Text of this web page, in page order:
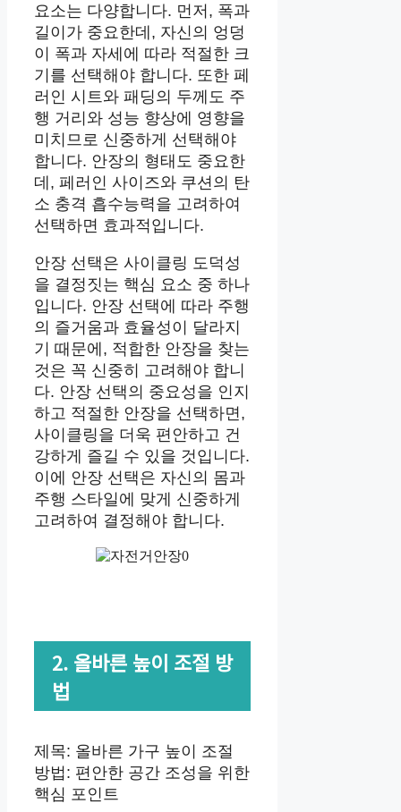
요소는 다양합니다. 먼저, 폭과
길이가 중요한데, 자신의 엉덩
이 폭과 자세에 따라 적절한 크
기를 선택해야 합니다. 또한 페
러인 시트와 패딩의 두께도 주
행 거리와 성능 향상에 영향을
미치므로 신중하게 선택해야
합니다. 안장의 형태도 중요한
데, 페러인 사이즈와 쿠션의 탄
소 충격 흡수능력을 고려하여
선택하면 효과적입니다.
안장 선택은 사이클링 도덕성
을 결정짓는 핵심 요소 중 하나
입니다. 안장 선택에 따라 주행
의 즐거움과 효율성이 달라지
기 때문에, 적합한 안장을 찾는
것은 꼭 신중히 고려해야 합니
다. 안장 선택의 중요성을 인지
하고 적절한 안장을 선택하면,
사이클링을 더욱 편안하고 건
강하게 즐길 수 있을 것입니다.
이에 안장 선택은 자신의 몸과
주행 스타일에 맞게 신중하게
고려하여 결정해야 합니다.
2. 올바른 높이 조절 방
법
제목: 올바른 가구 높이 조절
방법: 편안한 공간 조성을 위한
핵심 포인트